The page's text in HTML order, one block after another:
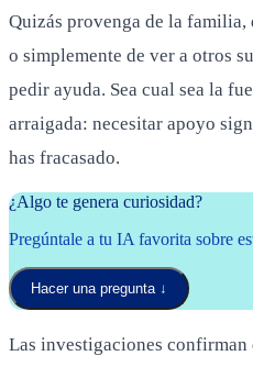
Quizás provenga de la
o simplemente de ver a otros
pedir ayuda. Sea cual sea la
arraigada: necesitar apoyo
has fracasado.
¿Algo te genera curiosidad?
Pregúntale a tu IA favorita sobre
Hacer una pregunta↓
Las investigaciones confirman